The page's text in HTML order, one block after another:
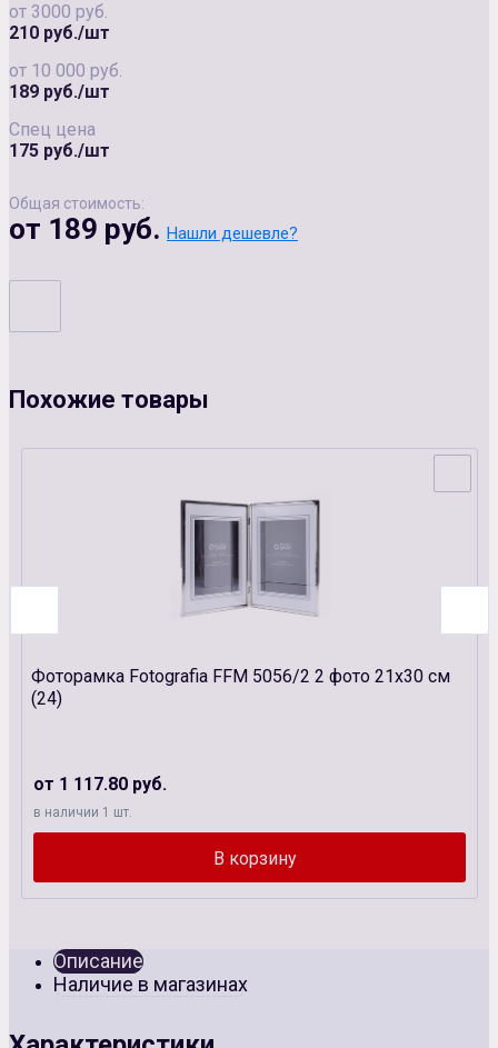
от 3000 руб.
210 руб./шт
от 10 000 руб.
189 руб./шт
Спец цена
175 руб./шт
Общая стоимость:
от 189 руб. Нашли дешевле?
Похожие товары
Фоторамка Fotografia FFM 5056/2 2 фото 21х30 см
(24)
от 1 117.80 руб.
в наличии 1 шт.
Описание
Наличие в магазинах